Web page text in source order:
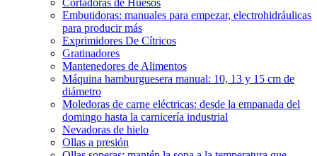
Cortadoras de Huesos
Embutidoras: manuales para empezar, electrohidráulicas
para producir más
Exprimidores De Cítricos
Gratinadores
Mantenedores de Alimentos
Máquina hamburguesera manual: 10, 13 y 15 cm de
diámetro
Moledoras de carne eléctricas: desde la empanada del
domingo hasta la carnicería industrial
Nevadoras de hielo
Ollas a presión